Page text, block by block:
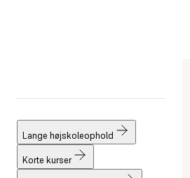
Lange højskoleophold
Korte kurser
Sommerkurser
Kitesurf intensivt